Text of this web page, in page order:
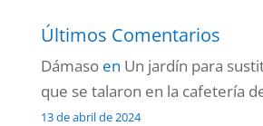
Últimos Comentarios
Dámasoen Un jardín para
que se talaron en la cafetería
13 de abril de 2024